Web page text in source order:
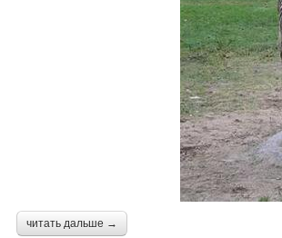
читать дальше →